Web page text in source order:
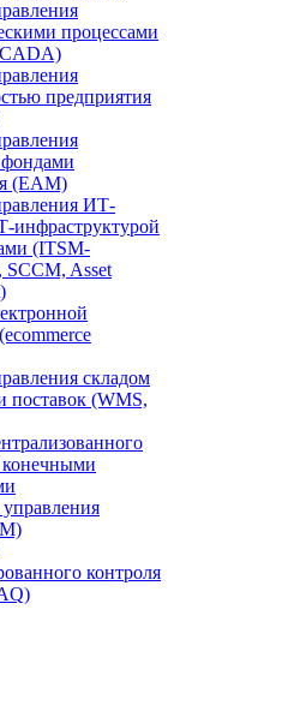
процессами
предприятия
(EAM)
ИТ-
инфраструктурой
(ITSM-
SCCM, Asset
складом
поставок (WMS,
конечными
контроля